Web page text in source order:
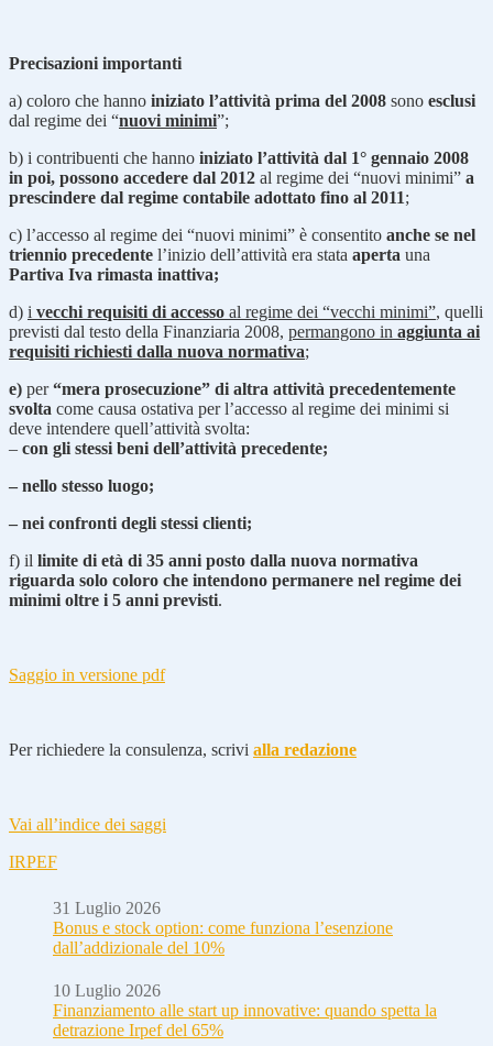
Precisazioni importanti
a) coloro che hanno iniziato l’attività prima del 2008 sono esclusi
dal regime dei “nuovi minimi”;
b) i contribuenti che hanno iniziato l’attività dal 1° gennaio 2008
in poi, possono accedere dal 2012 al regime dei “nuovi minimi” a
prescindere dal regime contabile adottato fino al 2011;
c) l’accesso al regime dei “nuovi minimi” è consentito anche se nel
triennio precedente l’inizio dell’attività era stata aperta una
Partiva Iva rimasta inattiva;
d) i vecchi requisiti di accesso al regime dei “vecchi minimi”, quelli
previsti dal testo della Finanziaria 2008, permangono in aggiunta ai
requisiti richiesti dalla nuova normativa;
e) per“mera prosecuzione” di altra attività precedentemente
svolta come causa ostativa per l’accesso al regime dei minimi si
deve intendere quell’attività svolta:
– con gli stessi beni dell’attività precedente;
– nello stesso luogo;
– nei confronti degli stessi clienti;
f) il limite di età di 35 anni posto dalla nuova normativa
riguarda solo coloro che intendono permanere nel regime dei
minimi oltre i 5 anni previsti.
Saggio in versione pdf
Per richiedere la consulenza, scrivi alla redazione
Vai all’indice dei saggi
IRPEF
31 Luglio 2026
Bonus e stock option: come funziona l’esenzione
dall’addizionale del 10%
10 Luglio 2026
Finanziamento alle start up innovative: quando spetta la
detrazione Irpef del 65%